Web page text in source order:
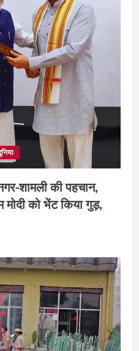
शामली की पहचान,
मोदी को भेंट किया गुड़,